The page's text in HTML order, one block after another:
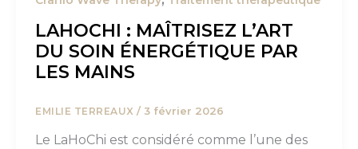
LAHOCHI : MAÎTRISEZ L’ART
DU SOIN ÉNERGÉTIQUE PAR
LES MAINS
EMILIE TERREAUX / 3 février 2026
Le LaHoChi est considéré comme l’une des